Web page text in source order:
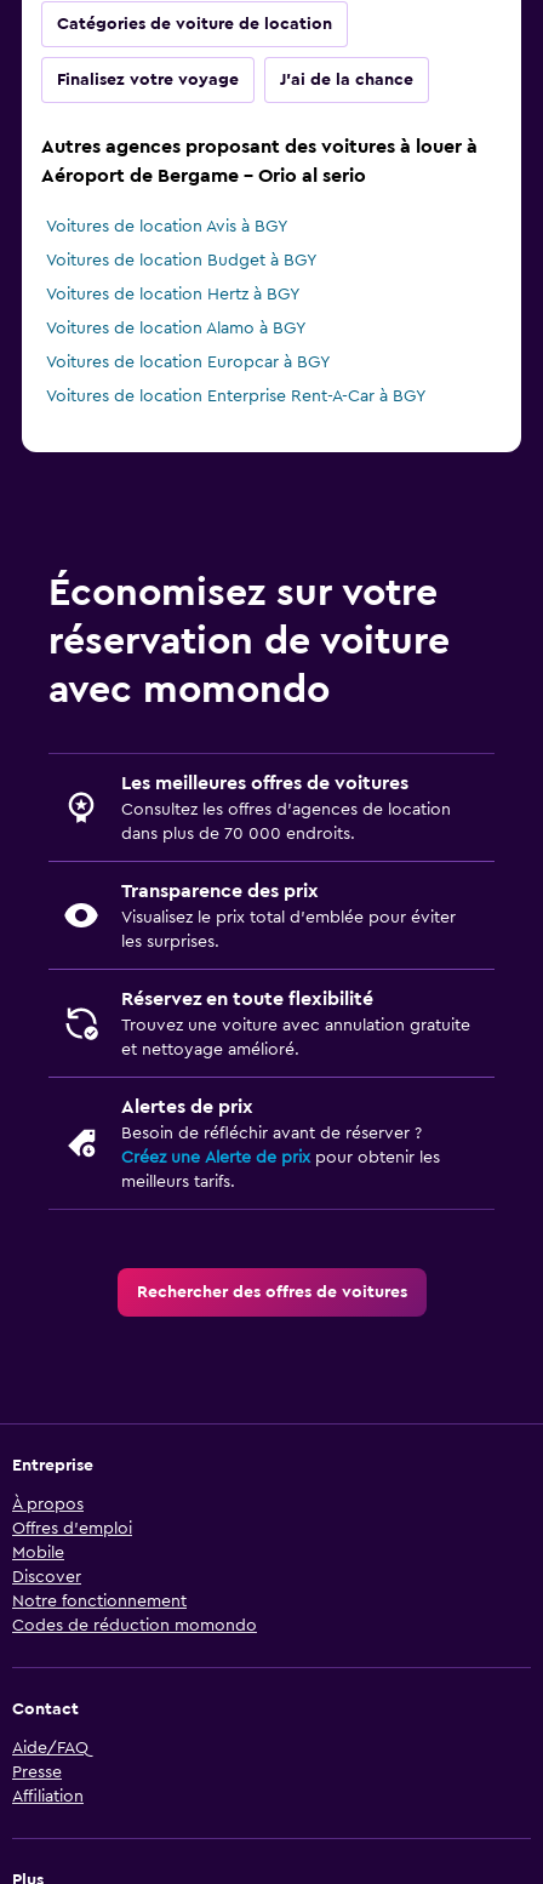
Catégories de voiture de location
Finalisez votre voyage J'ai de la chance
Autres agences proposant des voitures à louer à
Aéroport de Bergame - Orio al serio
Voitures de location Avis à BGY
Voitures de location Budget à BGY
Voitures de location Hertz à BGY
Voitures de location Alamo à BGY
Voitures de location Europcar à BGY
Voitures de location Enterprise Rent-A-Car à BGY
Économisez sur votre
réservation de voiture
avec momondo
Les meilleures offres de voitures
Consultez les offres d’agences de location
dans plus de 70 000 endroits.
Transparence des prix
Visualisez le prix total d’emblée pour éviter
les surprises.
Réservez en toute flexibilité
Trouvez une voiture avec annulation gratuite
et nettoyage amélioré.
Alertes de prix
Besoin de réfléchir avant de réserver ?
Créez une Alerte de prixpour obtenir les
meilleurs tarifs.
Rechercher des offres de voitures
Entreprise
À propos
Offres d’emploi
Mobile
Discover
Notre fonctionnement
Codes de réduction momondo
Contact
Aide/FAQ
Presse
Affiliation